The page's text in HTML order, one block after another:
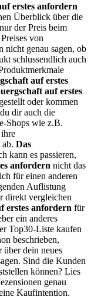
erstes anfordern
Überblick über die
der Preis beim
von
nicht genau sagen, ob
schlussendlich auch
auf erstes
auf erstes
oder kommen
dir auch die
Shops wie z.B.
Das
kann es passieren,
anfordern nicht das
für einen anderen
Auflistung
direkt vergleichen
erstes anfordern für
ein anderes
Top30-Liste kaufen
beschrieben,
über dein neues
Sind die Kunden
können? Lies
genau
Kaufintention.